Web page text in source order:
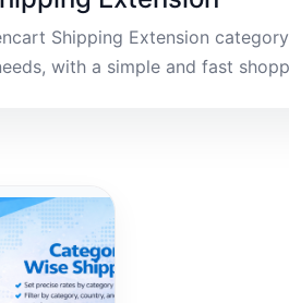
Shipping Extension
with a simple and fast